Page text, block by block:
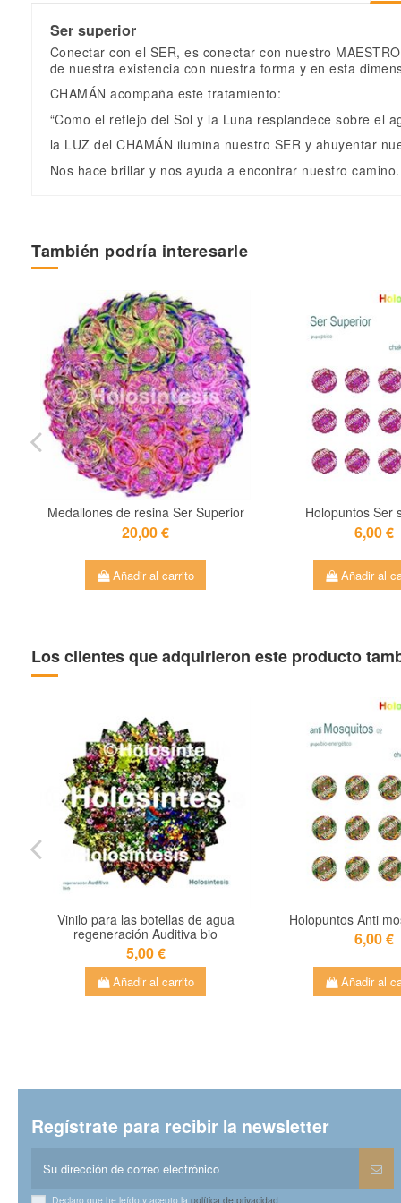
Ser superior
Conectar con el SER, es conectar con nuestro
de nuestra existencia con nuestra forma y en esta
CHAMÁN acompaña este tratamiento:
“Como el reflejo del Sol y la Luna resplandece sobre el
la LUZ del CHAMÁN ilumina nuestro SER y ahuyentar
Nos hace brillar y nos ayuda a encontrar nuestro camino.
En stock 998 Artículos
También podría interesarle
Medallones de resina Ser Superior
20,00 €
Añadir al carrito
Holopuntos Ser
6,00 €
Añadir al
Los clientes que adquirieron este producto
Vinilo para las botellas de agua
regeneración Auditiva bio
5,00 €
Añadir al carrito
Holopuntos Anti
6,00 €
Añadir al
Regístrate para recibir la newsletter
Declaro que he leído y acepto la política de privacidad